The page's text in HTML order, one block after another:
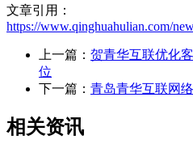
文章引用：
https://www.qinghuahulian.com/
上一篇： 贺青华互联优化
位
下一篇： 青岛青华互联网
相关资讯